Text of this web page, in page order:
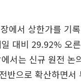
에서 상한가를 기
대비 29.92% 오
서는 신규 원전 논
반으로 확산하면서